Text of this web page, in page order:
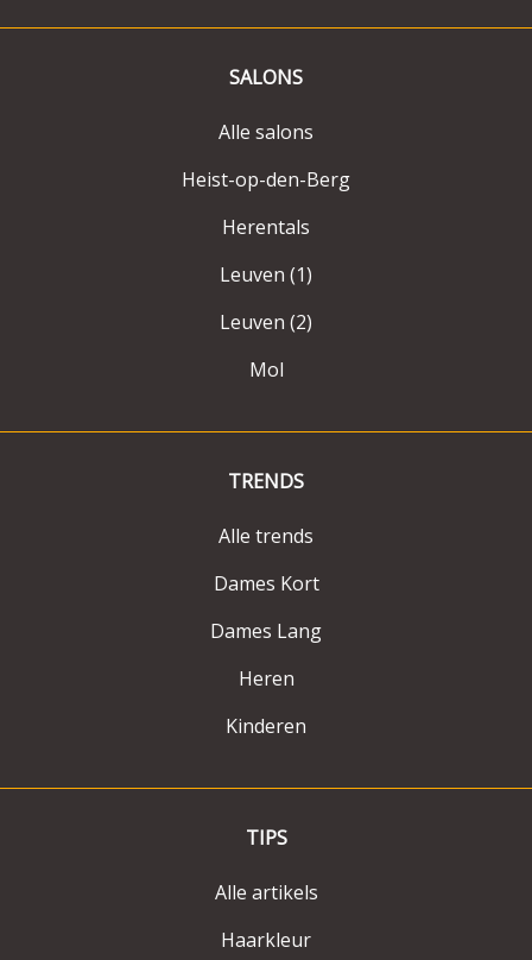
SALONS
Alle salons
Heist-op-den-Berg
Herentals
Leuven (1)
Leuven (2)
Mol
TRENDS
Alle trends
Dames Kort
Dames Lang
Heren
Kinderen
TIPS
Alle artikels
Haarkleur